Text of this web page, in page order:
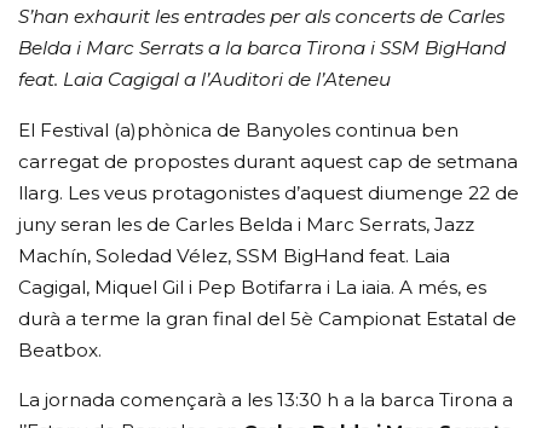
S’han exhaurit les entrades per als concerts de Carles
Belda i Marc Serrats a la barca Tirona i SSM BigHand
feat. Laia Cagigal a l’Auditori de l’Ateneu
El Festival (a)phònica de Banyoles continua ben
carregat de propostes durant aquest cap de setmana
llarg. Les veus protagonistes d’aquest diumenge 22 de
juny seran les de Carles Belda i Marc Serrats, Jazz
Machín, Soledad Vélez, SSM BigHand feat. Laia
Cagigal, Miquel Gil i Pep Botifarra i La iaia. A més, es
durà a terme la gran final del 5è Campionat Estatal de
Beatbox.
La jornada començarà a les 13:30 h a la barca Tirona a